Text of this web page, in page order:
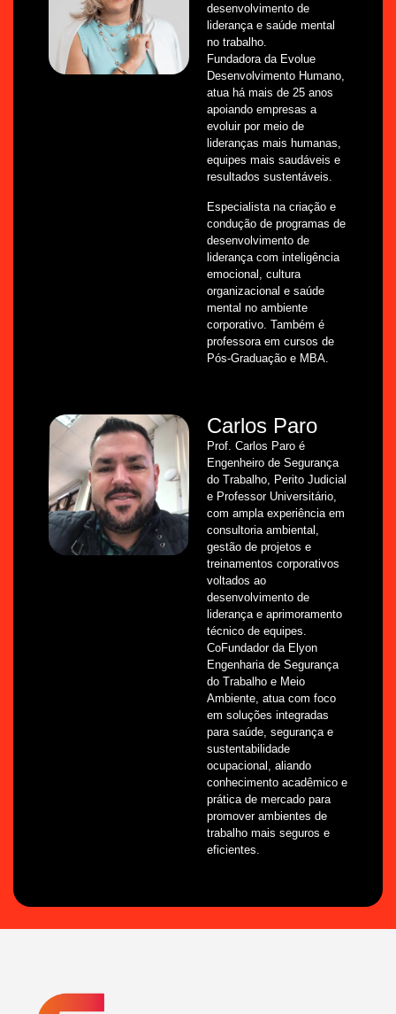
desenvolvimento de
liderança e saúde mental
no trabalho.
Fundadora da Evolue
Desenvolvimento Humano,
atua há mais de 25 anos
apoiando empresas a
evoluir por meio de
lideranças mais humanas,
equipes mais saudáveis e
resultados sustentáveis.
Especialista na criação e
condução de programas de
desenvolvimento de
liderança com inteligência
emocional, cultura
organizacional e saúde
mental no ambiente
corporativo. Também é
professora em cursos de
Pós-Graduação e MBA.
Carlos Paro
Prof. Carlos Paro é
Engenheiro de Segurança
do Trabalho, Perito Judicial
e Professor Universitário,
com ampla experiência em
consultoria ambiental,
gestão de projetos e
treinamentos corporativos
voltados ao
desenvolvimento de
liderança e aprimoramento
técnico de equipes.
CoFundador da Elyon
Engenharia de Segurança
do Trabalho e Meio
Ambiente, atua com foco
em soluções integradas
para saúde, segurança e
sustentabilidade
ocupacional, aliando
conhecimento acadêmico e
prática de mercado para
promover ambientes de
trabalho mais seguros e
eficientes.